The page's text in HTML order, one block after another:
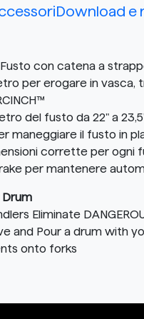
Download e
con catena a
per erogare in
del fusto da 22" a
maneggiare il fusto in
corrette per ogni
per mantenere
Eliminate
and Pour a drum with
onto forks